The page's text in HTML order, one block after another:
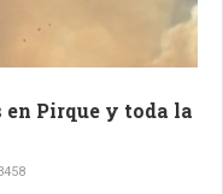
Pirque y toda la